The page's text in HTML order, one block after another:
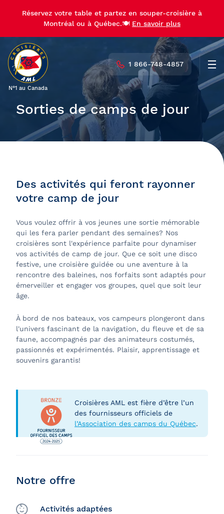
Réservez votre table et partez en souper-croisière à
Montréal ou à Québec.🍽️ En savoir plus
N°1 au Canada
1 866-748-4857
Sorties de camps de jour
Des activités qui feront rayonner
votre camp de jour
Vous voulez offrir à vos jeunes une sortie mémorable
qui les fera parler pendant des semaines? Nos
croisières sont l'expérience parfaite pour dynamiser
vos activités de camp de jour. Que ce soit une disco
festive, une croisière guidée ou une aventure à la
rencontre des baleines, nos forfaits sont adaptés pour
émerveiller et engager vos groupes, quel que soit leur
âge.
À bord de nos bateaux, vos campeurs plongeront dans
l'univers fascinant de la navigation, du fleuve et de sa
faune, accompagnés par des animateurs costumés,
passionnés et expérimentés. Plaisir, apprentissage et
souvenirs garantis!
Croisières AML est fière d’être l’un
des fournisseurs officiels de
l’Association des camps du Québec.
Notre offre
Activités adaptées